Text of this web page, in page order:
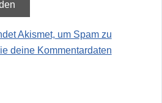
Akismet, um Spam zu
deine Kommentardaten